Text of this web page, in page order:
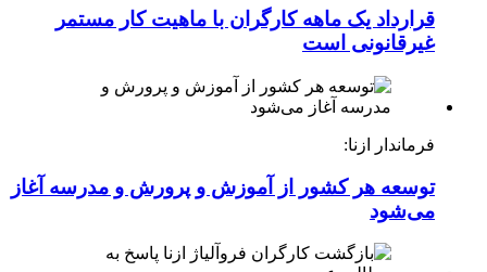
قرارداد یک ماهه کارگران با ماهیت کار مستمر
غیرقانونی است
فرماندار ازنا:
توسعه هر کشور از آموزش و پرورش و مدرسه آغاز
می‌شود